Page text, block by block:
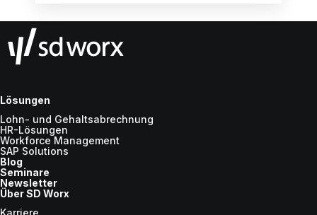
Lösungen
Lohn- und Gehaltsabrechnung
HR-Lösungen
Workforce Management
SAP Solutions
Blog
Seminare
Newsletter
Über SD Worx
Karriere